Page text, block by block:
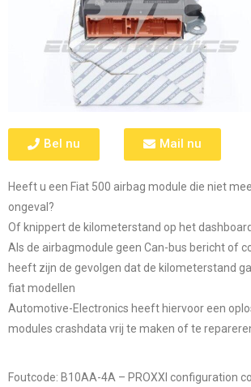
Bel nu Mail nu
Heeft u een Fiat 500 airbag module die niet
ongeval?
Of knippert de kilometerstand op het
Als de airbagmodule geen Can-bus bericht of
heeft zijn de gevolgen dat de kilometerstand
fiat modellen
Automotive-Electronics heeft hiervoor een
modules crashdata vrij te maken of te
Foutcode: B10AA-4A – PROXXI configuration